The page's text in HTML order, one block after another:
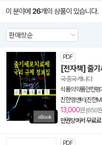
이 분야에 26개의 상품이 있습니다.
PDF
[전자책] 줄기
국·중국·캐나다
식품의약품안전평
진한엠앤비(진한
13,000원 (650
만권당에서 무료로
PDF